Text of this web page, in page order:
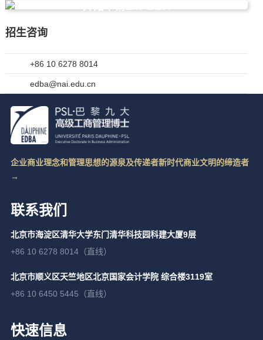
开始申请Exe-DBA
招生咨询
+86 10 6278 8014
edba@nai.edu.cn
企业商业理念和管理思想的源泉及传递者新时代商业文明的缔造者
→
联系我们
北京市海淀区清华大学东门清华科技园科建大厦9层
+86 10 6278 8014（直线）
北京市顺义区天竺地区北京国家会计学院 综合楼3119室
+86 10 6450 5445（直线）
快速信息